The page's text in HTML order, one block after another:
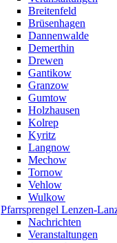
Breitenfeld
Brüsenhagen
Dannenwalde
Demerthin
Drewen
Gantikow
Granzow
Gumtow
Holzhausen
Kolrep
Kyritz
Langnow
Mechow
Tornow
Vehlow
Wulkow
Pfarrsprengel Lenzen-
Nachrichten
Veranstaltungen